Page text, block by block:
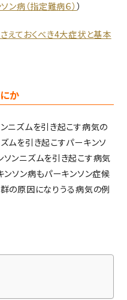
ン病（指定難病６） ）
えておくべき4大症状と基本
か
ニズムを引き起こす病気の
ムを引き起こすパーキンソ
ンニズムを引き起こす病気
ンソン病もパーキンソン症候
の原因になりうる病気の例